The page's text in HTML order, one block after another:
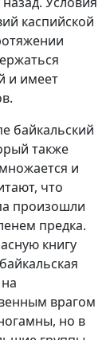
каспийской
и имеет
байкальский
также
и
что
произошли
предка.
книгу
врагом
но в